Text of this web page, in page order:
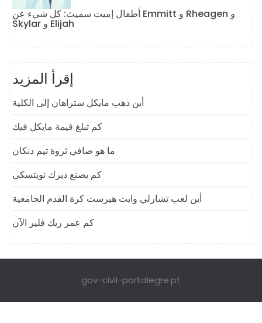
أطفال إميت سميث: كل شيء عن Emmitt و Rheagen و
Skylar و Elijah
إقرأ المزيد
أين ذهب مايكل ستراهان إلى الكلية
كم تبلغ قيمة مايكل فيك
ما هو صافي ثروة تيم دنكان
كم يصنع ديرك نويتسكي
أين لعب تشارلي وايت هيرست كرة القدم الجامعية
كم عمر ريك فلير الآن
gov-civil-portalegre.pt